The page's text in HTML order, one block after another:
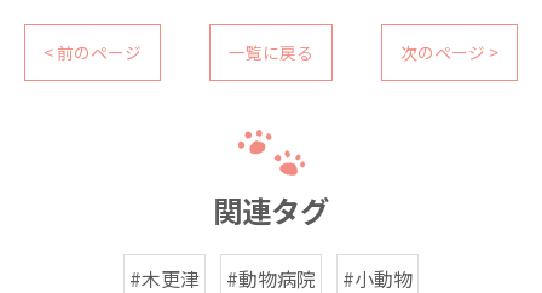
< 前のページ 一覧に戻る 次のページ >
関連タグ
#木更津 #動物病院 #小動物